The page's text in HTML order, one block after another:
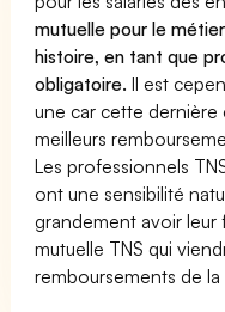
mutuelle pour le
histoire, en tant que
obligatoire.Il est
une car cette dernière
meilleurs
Les professionnels
ont une sensibilité
grandement avoir leur
mutuelle TNS qui
remboursements de la